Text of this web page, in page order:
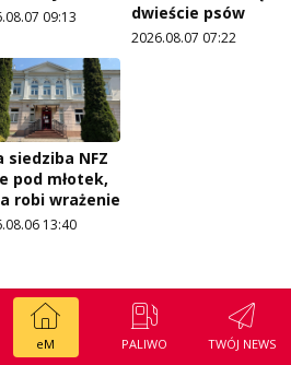
eM PALIWO TWÓJ NEWS
09:13
dwieście psów
2026.08.07 07:22
siedziba NFZ
pod młotek,
robi wrażenie
13:40